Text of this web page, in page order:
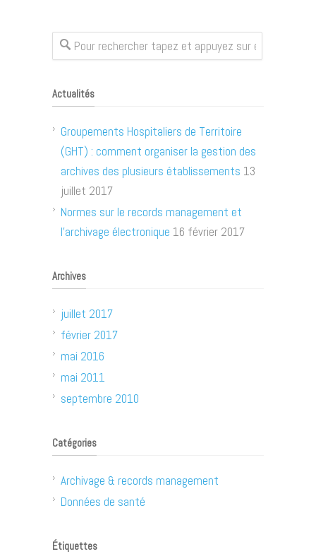
Actualités
Groupements Hospitaliers de Territoire
(GHT) : comment organiser la gestion des
archives des plusieurs établissements 13
juillet 2017
Normes sur le records management et
l’archivage électronique 16 février 2017
Archives
juillet 2017
février 2017
mai 2016
mai 2011
septembre 2010
Catégories
Archivage & records management
Données de santé
Étiquettes